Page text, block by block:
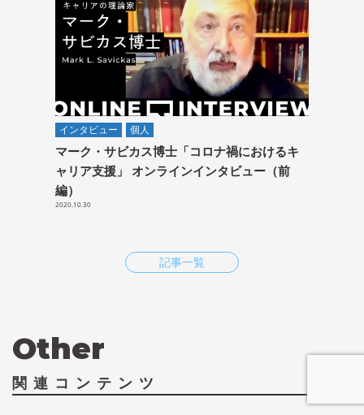
インタビュー 個人
マーク・サビカス博士「コロナ禍におけるキ
ャリア支援」 オンラインインタビュー（前
編）
2020.10.30
記事一覧
Other
関連コンテンツ